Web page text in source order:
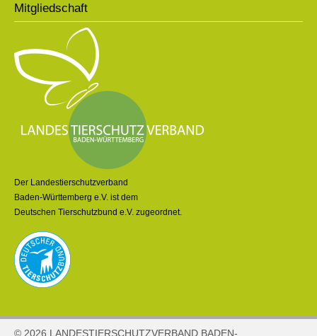
Mitgliedschaft
Der Landestierschutzverband
Baden-Württemberg e.V. ist dem
Deutschen Tierschutzbund e.V. zugeordnet.
© 2026 LANDESTIERSCHUTZVERBAND BADEN-